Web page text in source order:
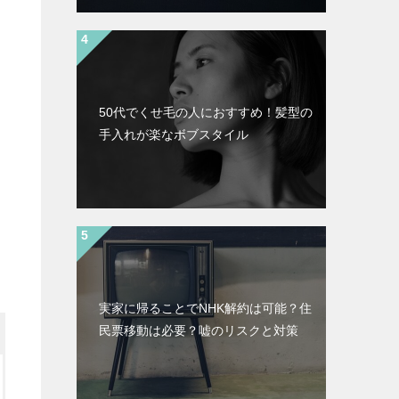
50代でくせ毛の人におすすめ！髪型の
手入れが楽なボブスタイル
実家に帰ることでNHK解約は可能？住
民票移動は必要？嘘のリスクと対策